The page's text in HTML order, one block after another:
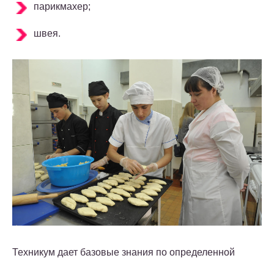
парикмахер;
швея.
Техникум дает базовые знания по определенной